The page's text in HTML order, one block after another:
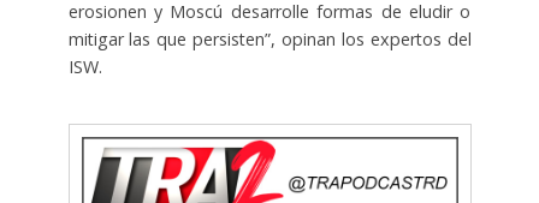
erosionen y Moscú desarrolle formas de eludir o
mitigar las que persisten”, opinan los expertos del
ISW.